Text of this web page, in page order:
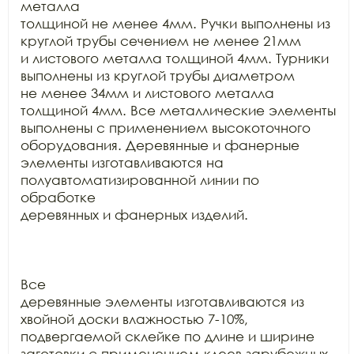
металла
толщиной не менее 4мм. Ручки выполнены из
круглой трубы сечением не менее 21мм
и листового металла толщиной 4мм. Турники
выполнены из круглой трубы диаметром
не менее 34мм и листового металла
толщиной 4мм. Все металлические элементы
выполнены с применением высокоточного
оборудования. Деревянные и фанерные
элементы изготавливаются на
полуавтоматизированной линии по
обработке
деревянных и фанерных изделий.
Все
деревянные элементы изготавливаются из
хвойной доски влажностью 7-10%,
подвергаемой склейке по длине и ширине